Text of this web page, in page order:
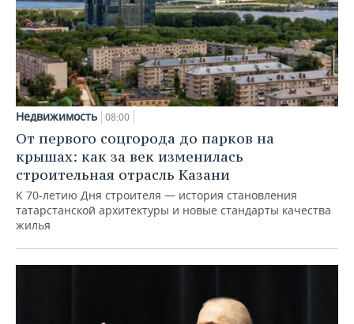
Недвижимость 08:00
От первого соцгорода до парков на
крышах: как за век изменилась
строительная отрасль Казани
К 70-летию Дня строителя — история становления
татарстанской архитектуры и новые стандарты качества
жилья